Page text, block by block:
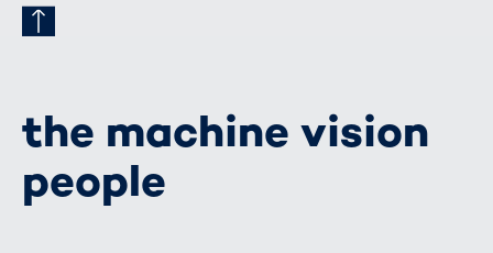
the machine vision
people